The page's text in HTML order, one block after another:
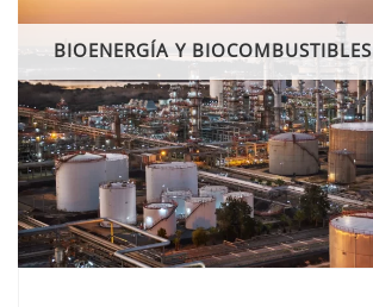
BIOENERGÍA Y BIOCOMBUSTIBLES